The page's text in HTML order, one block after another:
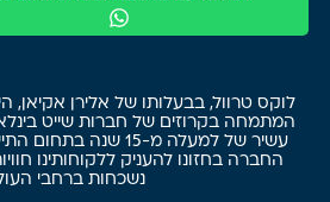
לוקס טרוול, בבעלותו של אלירן אקיאן,
המתמחה בקרוזים של חברות שייט
עשיר של למעלה מ-15
החברה בחזונו להעניק ללקוחותינו
נשכחות ברחבי